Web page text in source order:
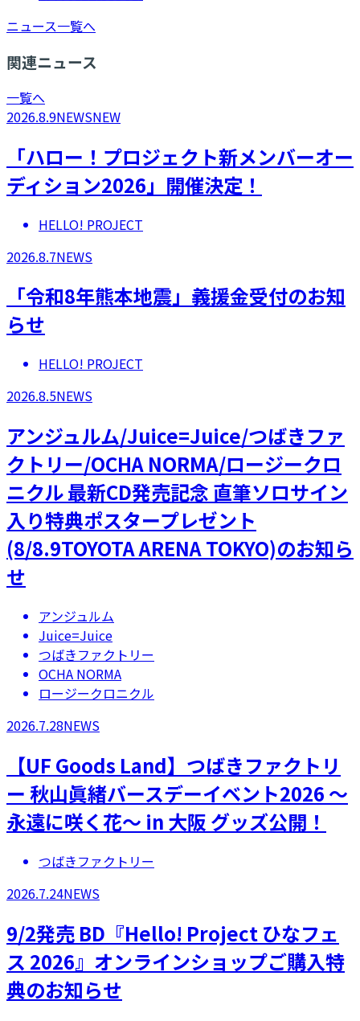
ニュース一覧へ
関連ニュース
一覧へ
2026.8.9NEWSNEW
「ハロー！プロジェクト新メンバーオー
ディション2026」開催決定！
HELLO! PROJECT
2026.8.7NEWS
「令和8年熊本地震」義援金受付のお知
らせ
HELLO! PROJECT
2026.8.5NEWS
アンジュルム/Juice=Juice/つばきファ
クトリー/OCHA NORMA/ロージークロ
ニクル 最新CD発売記念 直筆ソロサイン
入り特典ポスタープレゼント
(8/8.9TOYOTA ARENA TOKYO)のお知ら
せ
アンジュルム
Juice=Juice
つばきファクトリー
OCHA NORMA
ロージークロニクル
2026.7.28NEWS
【UF Goods Land】つばきファクトリ
ー 秋山眞緒バースデーイベント2026 ～
永遠に咲く花～ in 大阪 グッズ公開！
つばきファクトリー
2026.7.24NEWS
9/2発売 BD『Hello! Project ひなフェ
ス 2026』オンラインショップご購入特
典のお知らせ